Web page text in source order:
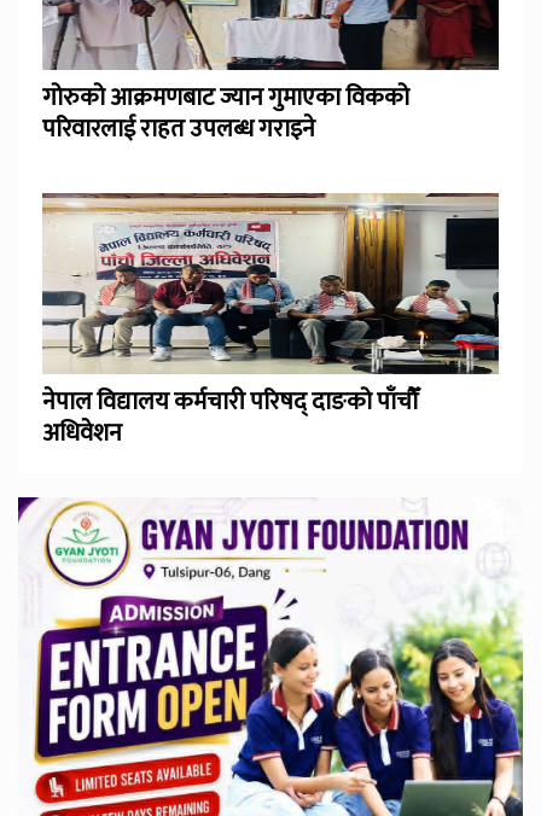
गोरुको आक्रमणबाट ज्यान गुमाएका विकको
परिवारलाई राहत उपलब्ध गराइने
नेपाल विद्यालय कर्मचारी परिषद् दाङको पाँचौँ
अधिवेशन